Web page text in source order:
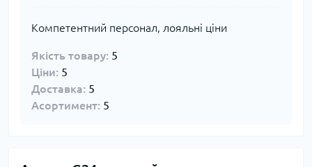
Компетентний персонал, лояльні ціни
Якість товару: 5
Ціни: 5
Доставка: 5
Асортимент: 5